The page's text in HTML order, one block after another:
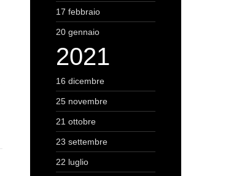
17 febbraio
20 gennaio
2021
16 dicembre
25 novembre
21 ottobre
23 settembre
22 luglio